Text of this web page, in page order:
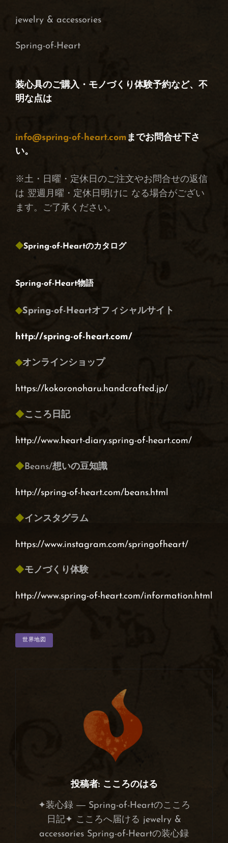
jewelry & accessories
Spring-of-Heart
装心具のご購入・モノづくり体験予約など、不
明な点は
info@spring-of-heart.com までお問合せ下さ
い。
※土・日曜・定休日のご注文やお問合せの返信
は 翌週月曜・定休日明けに なる場合がござい
ます。ご了承ください。
◆Spring-of-Heartのカタログ
Spring-of-Heart物語
◆Spring-of-Heartオフィシャルサイト
http://spring-of-heart.com/
◆オンラインショップ
https://kokoronoharu.handcrafted.jp/
◆こころ日記
http://www.heart-diary.spring-of-heart.com/
◆ Beans/想いの豆知識
http://spring-of-heart.com/beans.html
◆インスタグラム
https://www.instagram.com/springofheart/
◆モノづくり体験
http://www.spring-of-heart.com/information.html
世界地図
投稿者:こころのはる
✦装心録 ― Spring-of-Heartのこころ
日記✦ こころへ届ける jewelry &
accessories Spring-of-Heartの装心録